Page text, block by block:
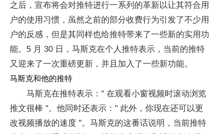
之后，宣布将会对推特进行一系列的革新以让其符合用
户的使用习惯，虽然之前的部分收费行为引发了不少用
户的反感，但是其同样也给推特带来了一些新的实用功
能。5 月 30 日，马斯克在个人推特表示，当前的推特
又迎来了一次重磅更新，并且加入了一些新功能。
马斯克和他的推特
马斯克在推特表示：" 在观看小窗视频时滚动浏览
推文很棒 "。他同时还表示：" 此外，你现在还可以更
改视频播放的速度 "。马斯克的这番话说明，当前推特